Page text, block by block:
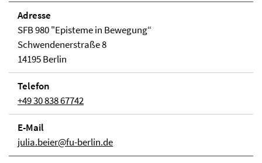
Adresse
SFB 980 "Episteme in Bewegung“
Schwendenerstraße 8
14195 Berlin
Telefon
+49 30 838 67742
E-Mail
julia.beier@fu-berlin.de